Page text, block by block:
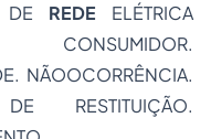
DE REDE ELÉTRICA
NÃOOCORRÊNCIA.
RESTITUIÇÃO.